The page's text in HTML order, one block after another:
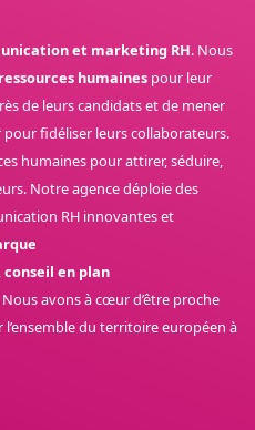
et marketing RH. Nous
ressources humaines pour leur
de leurs candidats et de mener
fidéliser leurs collaborateurs.
humaines pour attirer, séduire,
Notre agence déploie des
RH innovantes et
,conseil en plan
Nous avons à cœur d’être proche
du territoire européen à